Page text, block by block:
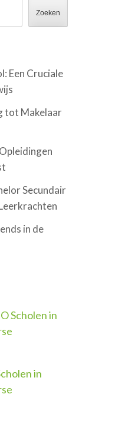
Zoeken
Een Cruciale
tot Makelaar
Secundair
in de
Scholen in
in